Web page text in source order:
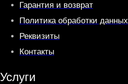
Гарантия и возврат
Политика обработки данных
Реквизиты
Контакты
Услуги